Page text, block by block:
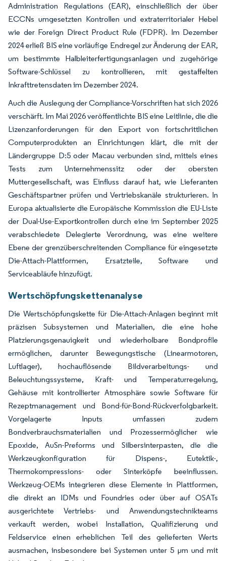
Administration Regulations (EAR), einschließlich der über
ECCNs umgesetzten Kontrollen und extraterritorialer Hebel
wie der Foreign Direct Product Rule (FDPR). Im Dezember
2024 erließ BIS eine vorläufige Endregel zur Änderung der EAR,
um bestimmte Halbleiterfertigungsanlagen und zugehörige
Software-Schlüssel zu kontrollieren, mit gestaffelten
Inkrafttretensdaten im Dezember 2024.
Auch die Auslegung der Compliance-Vorschriften hat sich 2026
verschärft. Im Mai 2026 veröffentlichte BIS eine Leitlinie, die die
Lizenzanforderungen für den Export von fortschrittlichen
Computerprodukten an Einrichtungen klärt, die mit der
Ländergruppe D:5 oder Macau verbunden sind, mittels eines
Tests zum Unternehmenssitz oder der obersten
Muttergesellschaft, was Einfluss darauf hat, wie Lieferanten
Geschäftspartner prüfen und Vertriebskanäle strukturieren. In
Europa aktualisierte die Europäische Kommission die EU-Liste
der Dual-Use-Exportkontrollen durch eine im September 2025
verabschiedete Delegierte Verordnung, was eine weitere
Ebene der grenzüberschreitenden Compliance für eingesetzte
Die-Attach-Plattformen, Ersatzteile, Software und
Serviceabläufe hinzufügt.
Wertschöpfungskettenanalyse
Die Wertschöpfungskette für Die-Attach-Anlagen beginnt mit
präzisen Subsystemen und Materialien, die eine hohe
Platzierungsgenauigkeit und wiederholbare Bondprofile
ermöglichen, darunter Bewegungstische (Linearmotoren,
Luftlager), hochauflösende Bildverarbeitungs- und
Beleuchtungssysteme, Kraft- und Temperaturregelung,
Gehäuse mit kontrollierter Atmosphäre sowie Software für
Rezeptmanagement und Bond-für-Bond-Rückverfolgbarkeit.
Vorgelagerte Inputs umfassen zudem
Bondverbrauchsmaterialien und Prozessermöglicher wie
Epoxide, AuSn-Preforms und Silbersinterpasten, die die
Werkzeugkonfiguration für Dispens-, Eutektik-,
Thermokompressions- oder Sinterköpfe beeinflussen.
Werkzeug-OEMs integrieren diese Elemente in Plattformen,
die direkt an IDMs und Foundries oder über auf OSATs
ausgerichtete Vertriebs- und Anwendungstechnikteams
verkauft werden, wobei Installation, Qualifizierung und
Feldservice einen erheblichen Teil des gelieferten Werts
ausmachen, insbesondere bei Systemen unter 5 µm und mit